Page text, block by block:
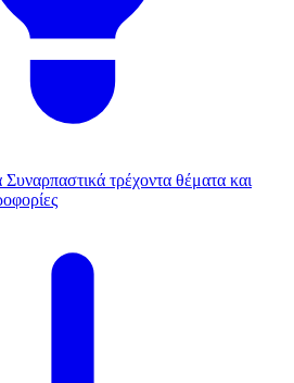
Συναρπαστικά τρέχοντα θέματα και